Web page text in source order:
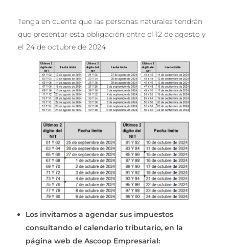
Tenga en cuenta que las personas naturales tendrán
que presentar esta obligación entre el 12 de agosto y
el 24 de octubre de 2024
Los invitamos a agendar sus impuestos
consultando el calendario tributario, en la
página web de Ascoop Empresarial: